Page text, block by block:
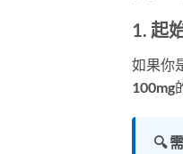
1. 起
如果你
100mg
🔍